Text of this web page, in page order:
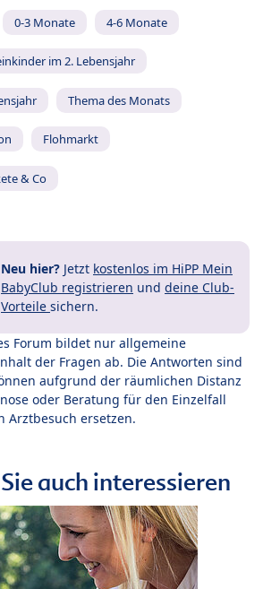
0-3 Monate 4-6 Monate
im 2. Lebensjahr
Thema des Monats
Flohmarkt
& Co
Neu hier? Jetzt kostenlos im HiPP Mein
BabyClub registrieren und deine Club-
Vorteile sichern.
Forum bildet nur allgemeine
der Fragen ab. Die Antworten sind
aufgrund der räumlichen Distanz
oder Beratung für den Einzelfall
Arztbesuch ersetzen.
auch interessieren